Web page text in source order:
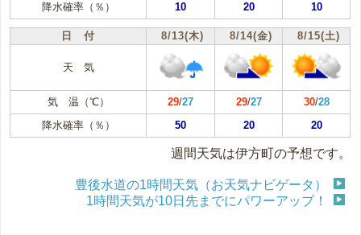
降水確率（％）
10 20 10
日 付 8/13(木) 8/14(金) 8/15(土)
天 気
気 温（℃） 29/27 29/27 30/28
降水確率（％）
50 20 20
週間天気は伊方町の予想です。
豊後水道の1時間天気（お天気ナビゲータ）
1時間天気が10日先までにパワーアップ！